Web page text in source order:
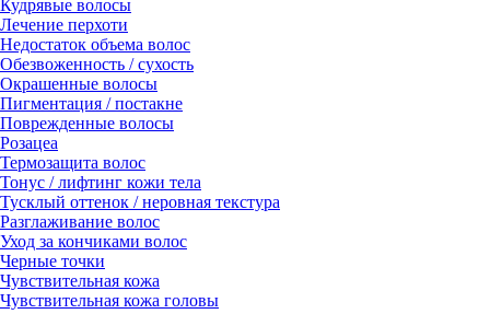
Кудрявые волосы
Лечение перхоти
Недостаток объема волос
Обезвоженность / сухость
Окрашенные волосы
Пигментация / постакне
Поврежденные волосы
Розацеа
Термозащита волос
Тонус / лифтинг кожи тела
Тусклый оттенок / неровная текстура
Разглаживание волос
Уход за кончиками волос
Черные точки
Чувствительная кожа
Чувствительная кожа головы